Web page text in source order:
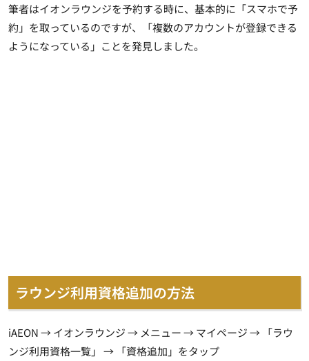
筆者はイオンラウンジを予約する時に、基本的に「スマホで予
約」を取っているのですが、「複数のアカウントが登録できる
ようになっている 」ことを発見しました。
ラウンジ利用資格追加の方法
iAEON → イオンラウンジ → メニュー → マイページ → 「ラウ
ンジ利用資格一覧」 → 「資格追加」をタップ